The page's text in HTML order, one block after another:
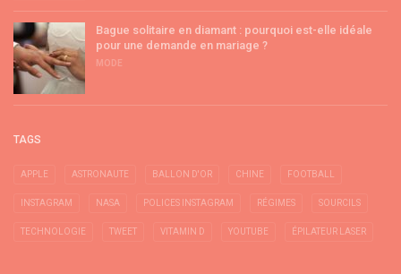
Bague solitaire en diamant : pourquoi est-elle idéale
pour une demande en mariage ?
MODE
TAGS
APPLE ASTRONAUTE BALLON D'OR CHINE FOOTBALL
INSTAGRAM NASA POLICES INSTAGRAM RÉGIMES SOURCILS
TECHNOLOGIE TWEET VITAMIN D YOUTUBE ÉPILATEUR LASER